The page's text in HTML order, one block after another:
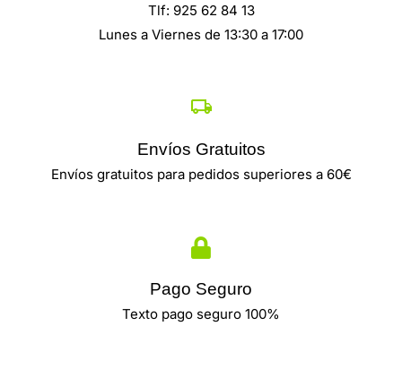
Tlf: 925 62 84 13
Lunes a Viernes de 13:30 a 17:00
Envíos Gratuitos
Envíos gratuitos para pedidos superiores a 60€
Pago Seguro
Texto pago seguro 100%